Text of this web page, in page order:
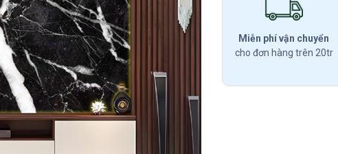
Miễn phí vận chuyển
cho đơn hàng trên 20tr